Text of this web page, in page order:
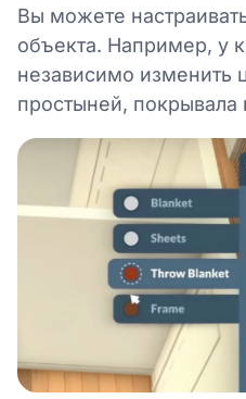
Вы можете
объекта. Например, у
независимо изменить
простыней, покрывала